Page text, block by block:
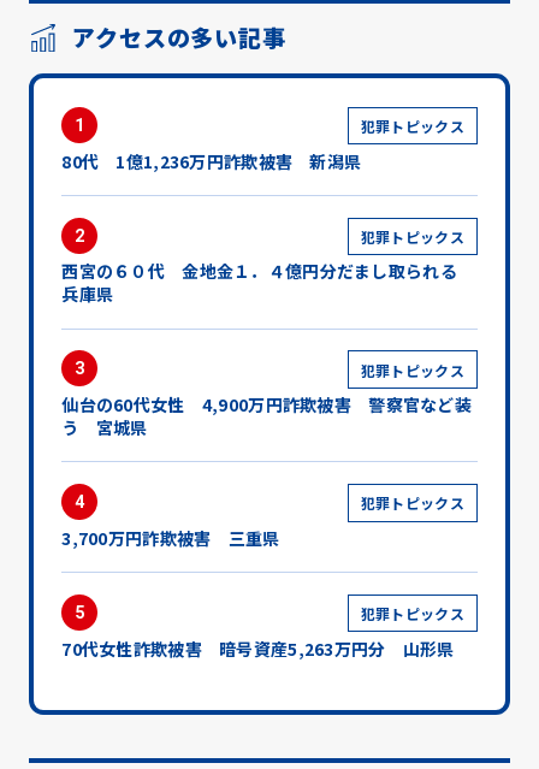
アクセスの多い記事
1 犯罪トピックス
80代 1億1,236万円詐欺被害 新潟県
2 犯罪トピックス
西宮の６０代 金地金１．４億円分だまし取られる
兵庫県
3 犯罪トピックス
仙台の60代女性 4,900万円詐欺被害 警察官など装
う 宮城県
4 犯罪トピックス
3,700万円詐欺被害 三重県
5 犯罪トピックス
70代女性詐欺被害 暗号資産5,263万円分 山形県